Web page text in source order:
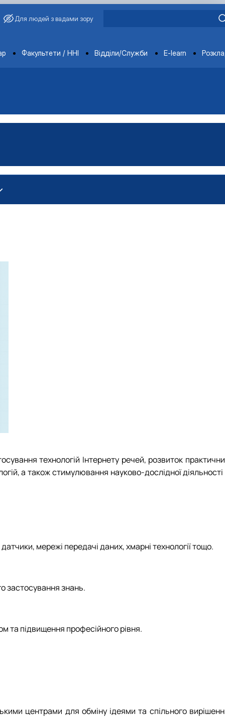
Для людей з вадами зору
Факультети / ННІ Відділи/Служби E-learn
технологій Інтернету речей, розвиток
а також стимулювання науково-дослідної діяльності
мережі передачі даних, хмарні технології тощо.
застосування знань.
та підвищення професійного рівня.
центрами для обміну ідеями та спільного